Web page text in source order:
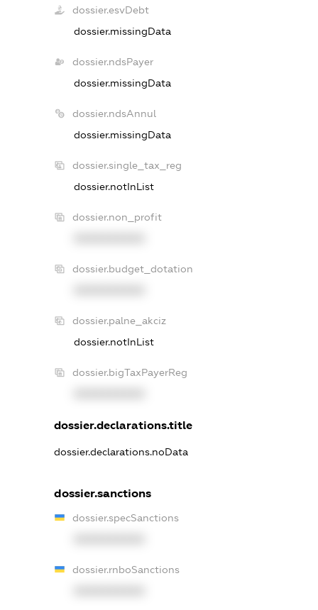
dossier.esvDebt
dossier.missingData
dossier.ndsPayer
dossier.missingData
dossier.ndsAnnul
dossier.missingData
dossier.single_tax_reg
dossier.notInList
dossier.non_profit
dossier.budget_dotation
dossier.palne_akciz
dossier.notInList
dossier.bigTaxPayerReg
dossier.declarations.title
dossier.declarations.noData
dossier.sanctions
dossier.specSanctions
dossier.rnboSanctions